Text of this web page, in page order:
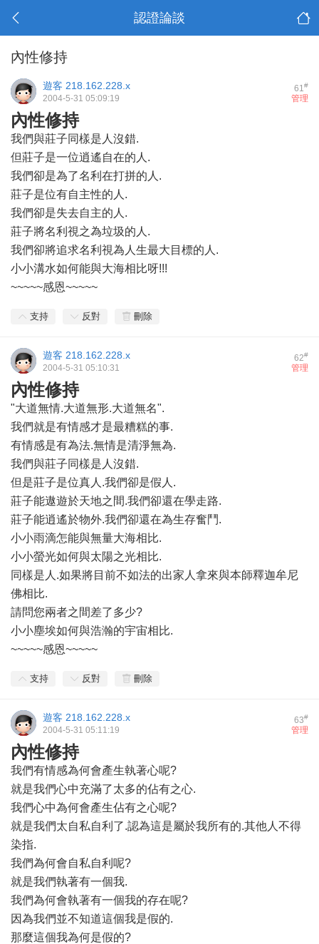
認證論談
內性修持
61#
遊客 218.162.228.x
管理
2004-5-31 05:09:19
內性修持
我們與莊子同樣是人沒錯.
但莊子是一位逍遙自在的人.
我們卻是為了名利在打拼的人.
莊子是位有自主性的人.
我們卻是失去自主的人.
莊子將名利視之為垃圾的人.
我們卻將追求名利視為人生最大目標的人.
小小溝水如何能與大海相比呀!!!
~~~~~感恩~~~~~
支持 反對 刪除
62#
遊客 218.162.228.x
管理
2004-5-31 05:10:31
內性修持
"大道無情.大道無形.大道無名".
我們就是有情感才是最糟糕的事.
有情感是有為法.無情是清淨無為.
我們與莊子同樣是人沒錯.
但是莊子是位真人.我們卻是假人.
莊子能遨遊於天地之間.我們卻還在學走路.
莊子能逍遙於物外.我們卻還在為生存奮鬥.
小小雨滴怎能與無量大海相比.
小小螢光如何與太陽之光相比.
同樣是人.如果將目前不如法的出家人拿來與本師釋迦牟尼
佛相比.
請問您兩者之間差了多少?
小小塵埃如何與浩瀚的宇宙相比.
~~~~~感恩~~~~~
支持 反對 刪除
63#
遊客 218.162.228.x
管理
2004-5-31 05:11:19
內性修持
我們有情感為何會產生執著心呢?
就是我們心中充滿了太多的佔有之心.
我們心中為何會產生佔有之心呢?
就是我們太自私自利了.認為這是屬於我所有的.其他人不得
染指.
我們為何會自私自利呢?
就是我們執著有一個我.
我們為何會執著有一個我的存在呢?
因為我們並不知道這個我是假的.
那麼這個我為何是假的?